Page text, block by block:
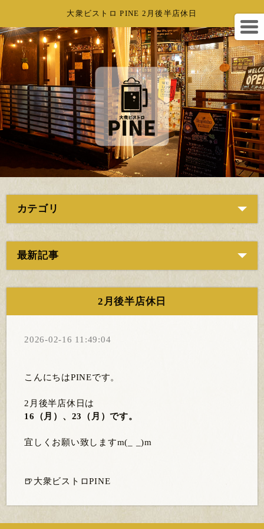
大衆ビストロ PINE 2月後半店休日
カテゴリ
最新記事
2月後半店休日
2026-02-16 11:49:04
こんにちはPINEです。
2月後半店休日は
16（月）、23（月）です。
宜しくお願い致しますm(_ _)m
🍺大衆ビストロPINE